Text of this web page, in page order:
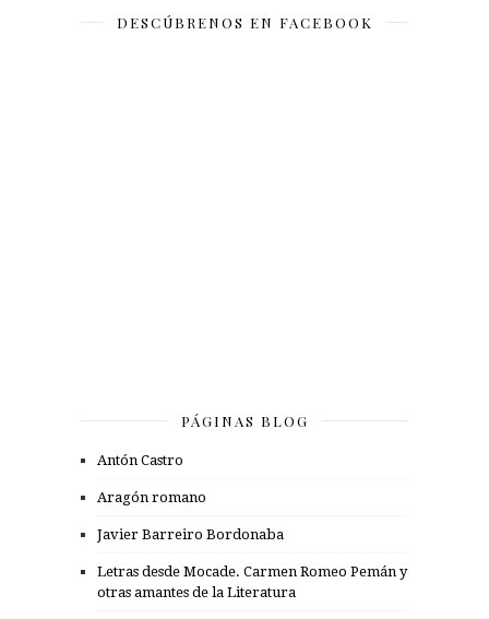
DESCÚBRENOS EN FACEBOOK
PÁGINAS BLOG
Antón Castro
Aragón romano
Javier Barreiro Bordonaba
Letras desde Mocade. Carmen Romeo Pemán y
otras amantes de la Literatura